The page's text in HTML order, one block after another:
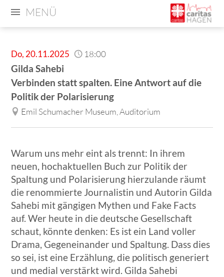
MENÜ
Do, 20.11.2025 18:00
Gilda Sahebi
Verbinden statt spalten. Eine Antwort auf die
Politik der Polarisierung
Emil Schumacher Museum, Auditorium
Warum uns mehr eint als trennt: In ihrem
neuen, hochaktuellen Buch zur Politik der
Spaltung und Polarisierung hierzulande räumt
die renommierte Journalistin und Autorin Gilda
Sahebi mit gängigen Mythen und Fake Facts
auf. Wer heute in die deutsche Gesellschaft
schaut, könnte denken: Es ist ein Land voller
Drama, Gegeneinander und Spaltung. Dass dies
so sei, ist eine Erzählung, die politisch generiert
und medial verstärkt wird. Gilda Sahebi